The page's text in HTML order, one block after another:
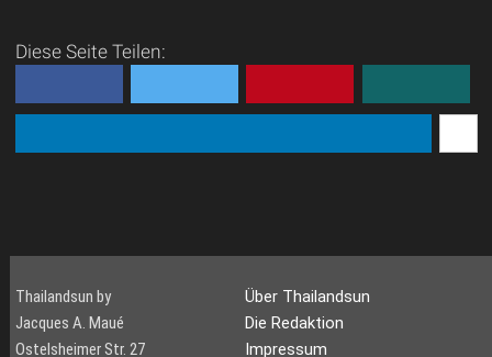
Diese Seite Teilen:
Thailandsun by
Jacques A. Maué
Ostelsheimer Str. 27
Über Thailandsun
Die Redaktion
Impressum